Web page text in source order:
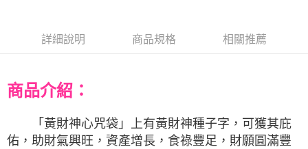
詳細說明 商品規格 相關推薦
商品介紹：
「 黃財神心咒袋 」上有黃財神種子字，可獲其庇
佑，助財氣興旺，資產增長，食祿豐足，財願圓滿豐